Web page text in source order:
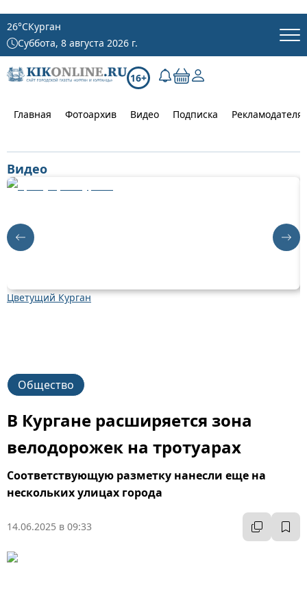
26°CКурган
Суббота, 8 августа 2026 г.
16+
Главная Фотоархив Видео Подписка
Видео
Цветущий Курган
Общество
В Кургане расширяется зона
велодорожек на тротуарах
Соответствующую разметку нанесли еще на
нескольких улицах города
14.06.2025 в 09:33